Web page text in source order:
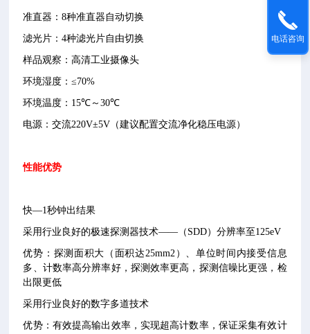
准直器：8种准直器自动切换
滤光片：4种滤光片自由切换
样品观察：高清工业摄像头
环境湿度：≤70%
环境温度： 15℃～30℃
电源：交流220V±5V （建议配置交流净化稳压电源）
性能优势
快—1秒钟出结果
采用行业良好的极速探测器技术——（ SDD）分辨率至 125eV
优势：探测面积大（面积达25mm2）、单位时间内接受信息
多、计数率高分辨率好，探测效率更高，探测信噪比更强，检
出限更低
采用行业良好的数字多道技术
优势：有效提高输出效率，实现超高计数率，保证采集有效计
电话咨询